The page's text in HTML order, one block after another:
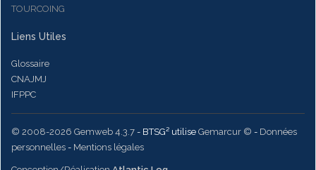
TOURCOING
Liens Utiles
Glossaire
CNAJMJ
IFPPC
© 2008-2026 Gemweb 4.3.7 - BTSG² utilise Gemarcur © - Données
personnelles - Mentions légales